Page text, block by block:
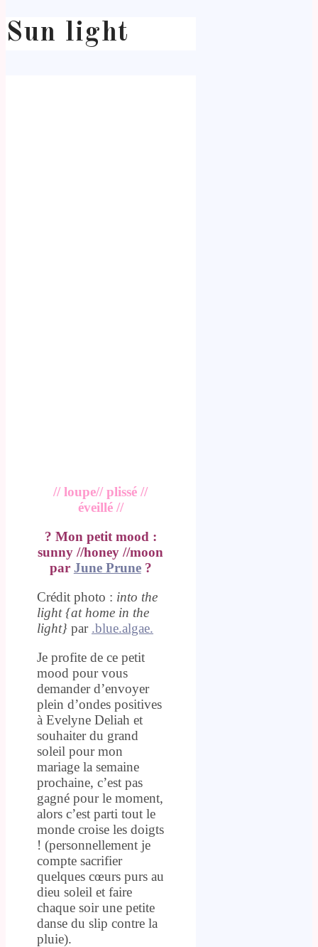
Sun light
// loupe// plissé //
éveillé //
? Mon petit mood :
sunny //honey //moon
par June Prune?
Crédit photo : into the
light {at home in the
light} par .blue.algae.
Je profite de ce petit
mood pour vous
demander d’envoyer
plein d’ondes positives
à Evelyne Deliah et
souhaiter du grand
soleil pour mon
mariage la semaine
prochaine, c’est pas
gagné pour le moment,
alors c’est parti tout le
monde croise les doigts
! (personnellement je
compte sacrifier
quelques cœurs purs au
dieu soleil et faire
chaque soir une petite
danse du slip contre la
pluie).